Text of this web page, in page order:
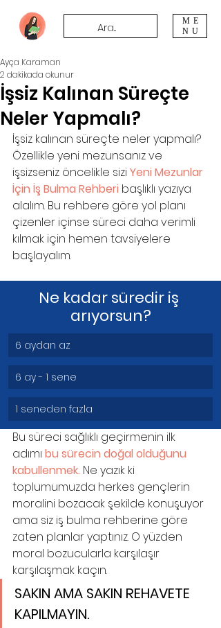
ME
NU
İşsiz Kalınan Süreçte
Neler Yapmalı?
Ayça Karaman
2 dakikada okunur
İşsiz kalınan süreçte neler yapmalı?
Özellikle yeni mezunsanız ve
işsizseniz öncelikle sizi Yeni Mezunlar
İçin İş Bulma Rehberi başlıklı yazıya
alalım. Bu rehbere göre yol planı
çizenler içinse süreci daha verimli
kılmak için hemen tavsiyelere
başlayalım.
Ne kadar süredir iş
arıyorsun?
6 aydan az
6 ay - 1 sene
1 seneden fazla
Bu süreci sağlıklı geçirmenin ilk
adımı bu sürecin doğal olduğunu
kabullenmek. Ne yazık ki
toplumumuzda herkes gençlerin
moralini bozacak şekilde konuşuyor
ama siz iş bulma rehberine göre
zaten planlar yaptınız. O yüzden
moral bozucularla karşılaşır
karşılaşmak kaçın.
SAKIN AMA SAKIN REHAVETE
KAPILMAYIN.